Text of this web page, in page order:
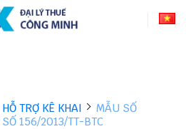
HỖ TRỢ KÊ KHAI
MẪU SỐ
SỐ 156/2013/TT-BTC